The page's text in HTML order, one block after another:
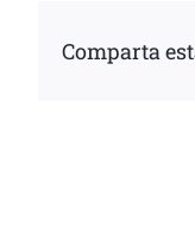
Comparta